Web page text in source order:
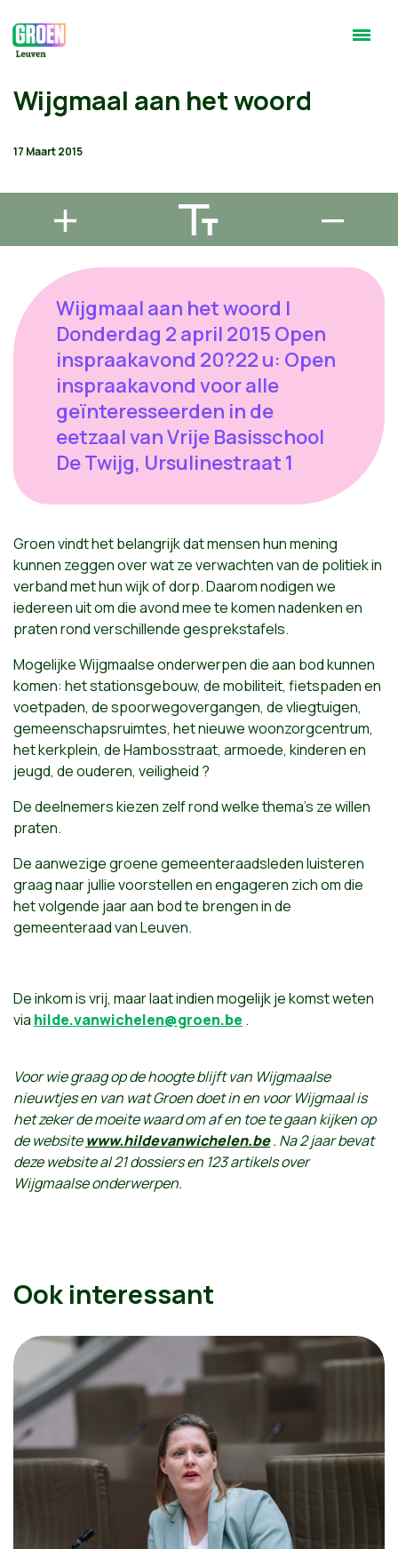
Wijgmaal aan het woord
17 Maart 2015
Wijgmaal aan het woord |
Donderdag 2 april 2015 Open
inspraakavond 20?22 u: Open
inspraakavond voor alle
geïnteresseerden in de
eetzaal van Vrije Basisschool
De Twijg, Ursulinestraat 1
Groen vindt het belangrijk dat mensen hun mening
kunnen zeggen over wat ze verwachten van de politiek in
verband met hun wijk of dorp. Daarom nodigen we
iedereen uit om die avond mee te komen nadenken en
praten rond verschillende gesprekstafels.
Mogelijke Wijgmaalse onderwerpen die aan bod kunnen
komen: het stationsgebouw, de mobiliteit, fietspaden en
voetpaden, de spoorwegovergangen, de vliegtuigen,
gemeenschapsruimtes, het nieuwe woonzorgcentrum,
het kerkplein, de Hambosstraat, armoede, kinderen en
jeugd, de ouderen, veiligheid ?
De deelnemers kiezen zelf rond welke thema's ze willen
praten.
De aanwezige groene gemeenteraadsleden luisteren
graag naar jullie voorstellen en engageren zich om die
het volgende jaar aan bod te brengen in de
gemeenteraad van Leuven.
De inkom is vrij, maar laat indien mogelijk je komst weten
via hilde.vanwichelen@groen.be .
Voor wie graag op de hoogte blijft van Wijgmaalse
nieuwtjes en van wat Groen doet in en voor Wijgmaal is
het zeker de moeite waard om af en toe te gaan kijken op
de websitewww.hildevanwichelen.be. Na 2 jaar bevat
deze website al 21 dossiers en 123 artikels over
Wijgmaalse onderwerpen.
Ook interessant